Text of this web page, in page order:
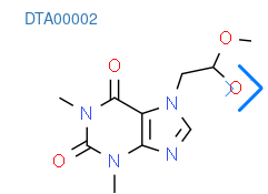
DTA00002